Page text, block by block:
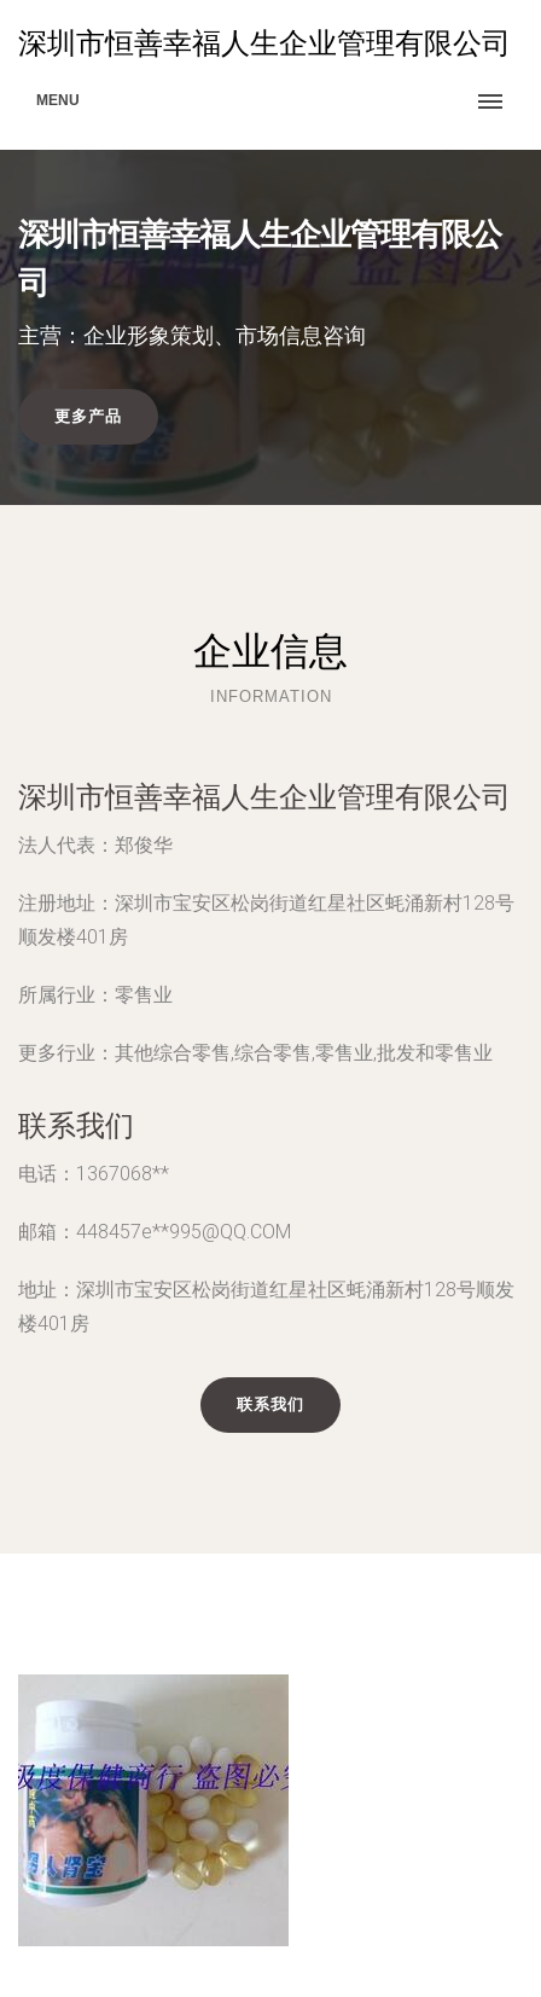
深圳市恒善幸福人生企业管理有限公司
MENU
深圳市恒善幸福人生企业管理有限公
司
主营：企业形象策划、市场信息咨询
更多产品
企业信息
INFORMATION
深圳市恒善幸福人生企业管理有限公司
法人代表： 郑俊华
注册地址： 深圳市宝安区松岗街道红星社区蚝涌新村128号
顺发楼401房
所属行业： 零售业
更多行业： 其他综合零售,综合零售,零售业,批发和零售业
联系我们
电话：1367068**
邮箱：448457e**995@QQ.COM
地址：深圳市宝安区松岗街道红星社区蚝涌新村128号顺发
楼401房
联系我们